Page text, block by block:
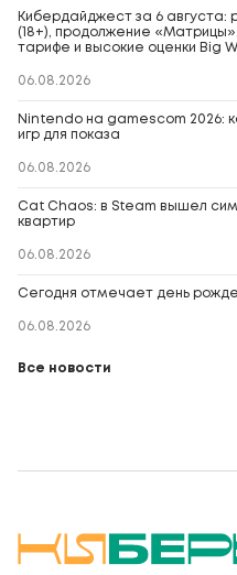
Кибердайджест за 6 августа:
(18+), продолжение
тарифе и высокие оценки Big
06.08.2026
Nintendo на gamescom 2026:
игр для показа
06.08.2026
Cat Chaos: в Steam вышел
квартир
06.08.2026
Сегодня отмечает день
06.08.2026
Все новости